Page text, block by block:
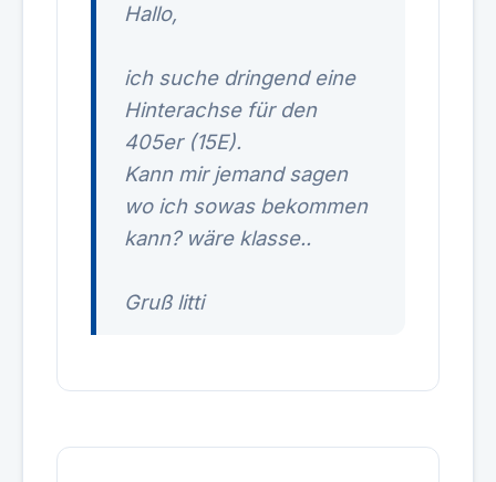
Hallo,
ich suche dringend eine
Hinterachse für den
405er (15E).
Kann mir jemand sagen
wo ich sowas bekommen
kann? wäre klasse..
Gruß litti